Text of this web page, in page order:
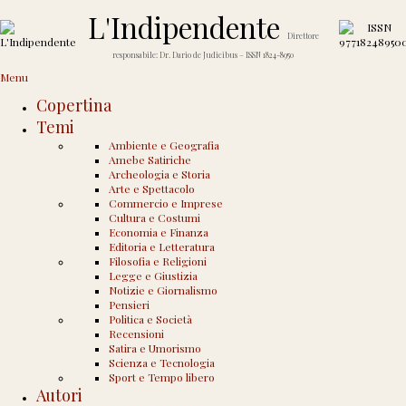
L'Indipendente
Direttore
responsabile: Dr. Dario de Judicibus – ISSN 1824-8950
Menu
Copertina
Temi
Ambiente e Geografia
Amebe Satiriche
Archeologia e Storia
Arte e Spettacolo
Commercio e Imprese
Cultura e Costumi
Economia e Finanza
Editoria e Letteratura
Filosofia e Religioni
Legge e Giustizia
Notizie e Giornalismo
Pensieri
Politica e Società
Recensioni
Satira e Umorismo
Scienza e Tecnologia
Sport e Tempo libero
Autori
Home Vedi tutti gli articoli di Marcella Garau
Un passo verso l’altro
6 Ottobre 2006da Marcella Garau
Alcune settimane fa si è spento lo scrittore egiziano Nagib Mahfuz, primo
scrittore arabo a ricevere, nel 1988, il premio Nobel per la letteratura, e per
questo divenuto subito caso letterario. Nei suoi romanzi, quasi tutti ambientati
al Cairo, Mahfuz…
Cultura e Costumi|Editoria e Letteratura